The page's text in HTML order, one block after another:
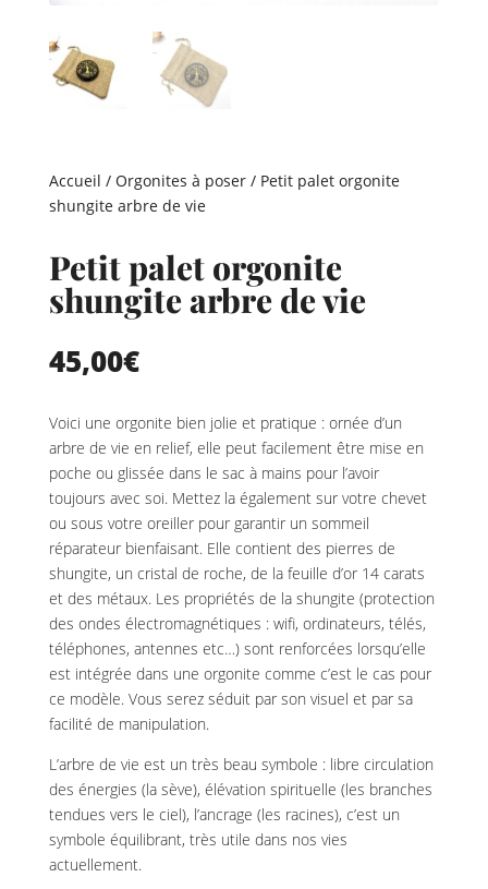
Accueil / Orgonites à poser/ Petit palet orgonite
shungite arbre de vie
Petit palet orgonite
shungite arbre de vie
45,00€
Voici une orgonite bien jolie et pratique : ornée d’un
arbre de vie en relief, elle peut facilement être mise en
poche ou glissée dans le sac à mains pour l’avoir
toujours avec soi. Mettez la également sur votre chevet
ou sous votre oreiller pour garantir un sommeil
réparateur bienfaisant. Elle contient des pierres de
shungite, un cristal de roche, de la feuille d’or 14 carats
et des métaux. Les propriétés de la shungite (protection
des ondes électromagnétiques : wifi, ordinateurs, télés,
téléphones, antennes etc…) sont renforcées lorsqu’elle
est intégrée dans une orgonite comme c’est le cas pour
ce modèle. Vous serez séduit par son visuel et par sa
facilité de manipulation.
L’arbre de vie est un très beau symbole : libre circulation
des énergies (la sève), élévation spirituelle (les branches
tendues vers le ciel), l’ancrage (les racines), c’est un
symbole équilibrant, très utile dans nos vies
actuellement.